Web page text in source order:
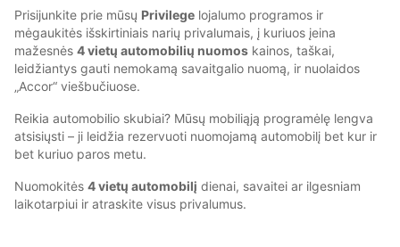
Prisijunkite prie mūsų Privilege lojalumo programos ir
mėgaukitės išskirtiniais narių privalumais, į kuriuos įeina
mažesnės 4 vietų automobilių nuomos kainos, taškai,
leidžiantys gauti nemokamą savaitgalio nuomą, ir nuolaidos
„Accor“ viešbučiuose.
Reikia automobilio skubiai? Mūsų mobiliąją programėlę lengva
atsisiųsti – ji leidžia rezervuoti nuomojamą automobilį bet kur ir
bet kuriuo paros metu.
Nuomokitės 4 vietų automobilį dienai, savaitei ar ilgesniam
laikotarpiui ir atraskite visus privalumus.